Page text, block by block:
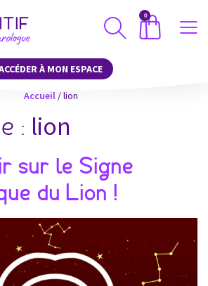
0
À MON ESPACE
Accueil/lion
: lion
sur le Signe
du Lion !